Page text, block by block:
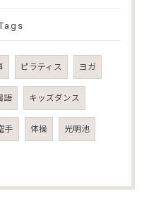
ピラティス ヨガ
語 キッズダンス
手 体操 光明池